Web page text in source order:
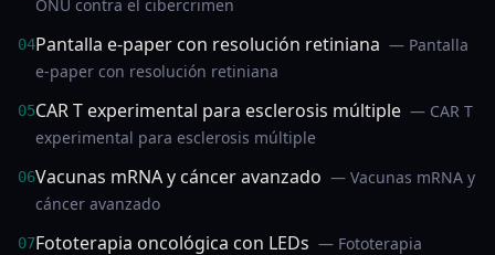
ONU contra el cibercrimen
04Pantalla e‑paper con resolución retiniana — Pantalla
e‑paper con resolución retiniana
05CAR T experimental para esclerosis múltiple — CAR T
experimental para esclerosis múltiple
06Vacunas mRNA y cáncer avanzado — Vacunas mRNA y
cáncer avanzado
07Fototerapia oncológica con LEDs — Fototerapia